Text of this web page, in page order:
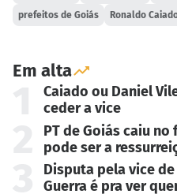
prefeitos de Goiás Ronaldo
Em alta
Caiado ou Daniel
ceder a vice
PT de Goiás caiu
pode ser a
Disputa pela vice
Guerra é pra ver